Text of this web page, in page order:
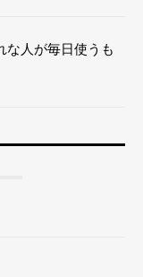
な人が毎日使うも